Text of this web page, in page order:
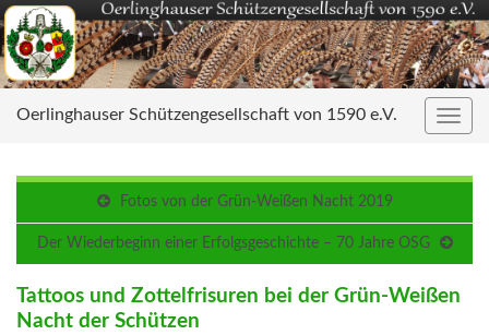
Oerlinghauser Schützengesellschaft von 1590 e.V.
Fotos von der Grün-Weißen Nacht 2019
Der Wiederbeginn einer Erfolgsgeschichte – 70 Jahre OSG
Tattoos und Zottelfrisuren bei der Grün-Weißen
Nacht der Schützen